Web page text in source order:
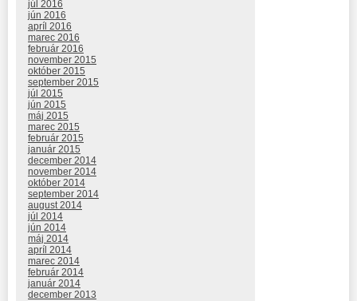
júl 2016
jún 2016
apríl 2016
marec 2016
február 2016
november 2015
október 2015
september 2015
júl 2015
jún 2015
máj 2015
marec 2015
február 2015
január 2015
december 2014
november 2014
október 2014
september 2014
august 2014
júl 2014
jún 2014
máj 2014
apríl 2014
marec 2014
február 2014
január 2014
december 2013